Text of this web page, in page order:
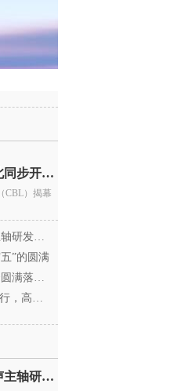
中国台球俱乐部职业联赛揭幕战南北同步开杆 首届CBL
CBL）揭幕
生产项
”的圆满
，携手
白产业
迈菲超声装备（江西）有限公司超声主轴研发和生产项